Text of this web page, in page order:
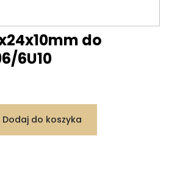
do
6U10
Dodaj do koszyka